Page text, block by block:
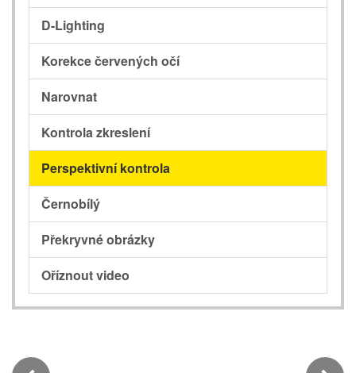
D-Lighting
Korekce červených očí
Narovnat
Kontrola zkreslení
Perspektivní kontrola
Černobílý
Překryvné obrázky
Oříznout video